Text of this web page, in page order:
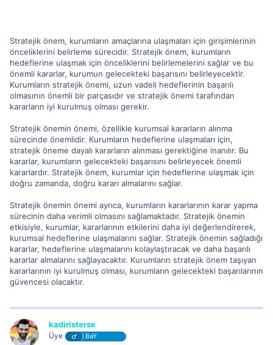
Stratejik önem, kurumların amaçlarına ulaşmaları için girişimlerinin
önceliklerini belirleme sürecidir. Stratejik önem, kurumların
hedeflerine ulaşmak için önceliklerini belirlemelerini sağlar ve bu
önemli kararlar, kurumun gelecekteki başarısını belirleyecektir.
Kurumların stratejik önemi, uzun vadeli hedeflerinin başarılı
olmasının önemli bir parçasıdır ve stratejik önemi tarafından
kararların iyi kurulmuş olması gerekir.
Stratejik önemin önemi, özellikle kurumsal kararların alınma
sürecinde önemlidir. Kurumların hedeflerine ulaşmaları için,
stratejik öneme dayalı kararların alınması gerektiğine inanılır. Bu
kararlar, kurumların gelecekteki başarısını belirleyecek önemli
kararlardır. Stratejik önem, kurumlar için hedeflerine ulaşmak için
doğru zamanda, doğru kararı almalarını sağlar.
Stratejik önemin önemi ayrıca, kurumların kararlarının karar yapma
sürecinin daha verimli olmasını sağlamaktadır. Stratejik önemin
etkisiyle, kurumlar, kararlarının etkilerini daha iyi değerlendirerek,
kurumsal hedeflerine ulaşmalarını sağlar. Stratejik önemin sağladığı
kararlar, hedeflerine ulaşmalarını kolaylaştıracak ve daha başarılı
kararlar almalarını sağlayacaktır. Kurumların stratejik önem taşıyan
kararlarının iyi kurulmuş olması, kurumların gelecekteki başarılarının
güvencesi olacaktır.
kadiristerse
Üye BaY